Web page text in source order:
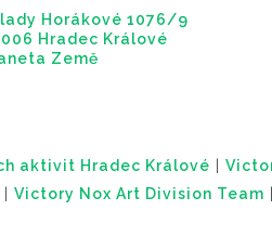
Horákové 1076/9
Hradec Králové
Země
aktivit Hradec Králové
Victory Nox Art Division Team